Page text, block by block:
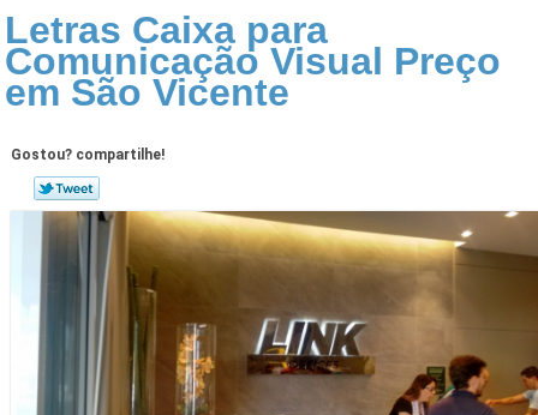
Letras Caixa para
Comunicação Visual Preço
em São Vicente
Gostou? compartilhe!